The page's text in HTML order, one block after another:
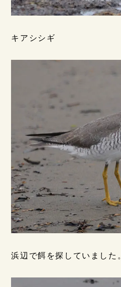
キアシシギ
浜辺で餌を探していました。